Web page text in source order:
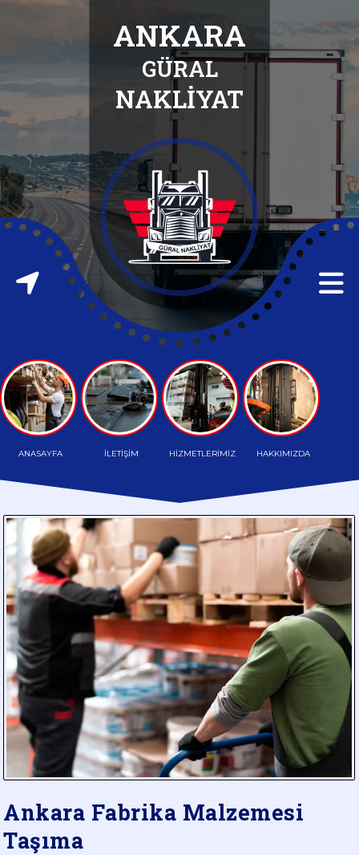
HAKKIMIZDA
HİZMETLERİMİZ
İLETİŞİM
FABRİKA
TAŞIMA
TAŞIMA
HAFRİYAT
TAŞIMA
TAŞIMA
HAMMADDE
TAŞIMA
PARÇA
YÜK
TAŞIMA
DÖKME
YÜK
TAŞIMA
ANKARA
GÜRAL
NAKLİYAT
ANASAYFA İLETİŞİM HİZMETLERİMİZ HAKKIMIZDA
Ankara Fabrika Malzemesi
Taşıma